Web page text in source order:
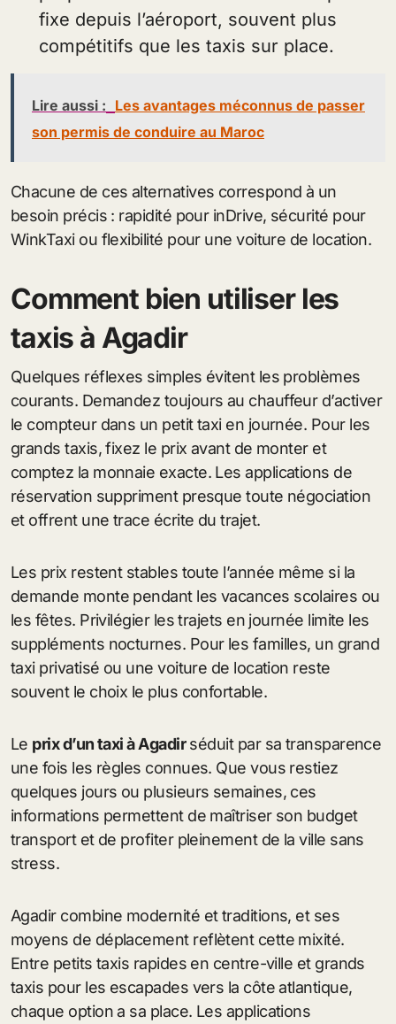
fixe depuis l’aéroport, souvent plus
compétitifs que les taxis sur place.
Lire aussi : Les avantages méconnus de passer
son permis de conduire au Maroc
Chacune de ces alternatives correspond à un
besoin précis : rapidité pour inDrive, sécurité pour
WinkTaxi ou flexibilité pour une voiture de location.
Comment bien utiliser les
taxis à Agadir
Quelques réflexes simples évitent les problèmes
courants. Demandez toujours au chauffeur d’activer
le compteur dans un petit taxi en journée. Pour les
grands taxis, fixez le prix avant de monter et
comptez la monnaie exacte. Les applications de
réservation suppriment presque toute négociation
et offrent une trace écrite du trajet.
Les prix restent stables toute l’année même si la
demande monte pendant les vacances scolaires ou
les fêtes. Privilégier les trajets en journée limite les
suppléments nocturnes. Pour les familles, un grand
taxi privatisé ou une voiture de location reste
souvent le choix le plus confortable.
Le prix d’un taxi à Agadirséduit par sa transparence
une fois les règles connues. Que vous restiez
quelques jours ou plusieurs semaines, ces
informations permettent de maîtriser son budget
transport et de profiter pleinement de la ville sans
stress.
Agadir combine modernité et traditions, et ses
moyens de déplacement reflètent cette mixité.
Entre petits taxis rapides en centre-ville et grands
taxis pour les escapades vers la côte atlantique,
chaque option a sa place. Les applications